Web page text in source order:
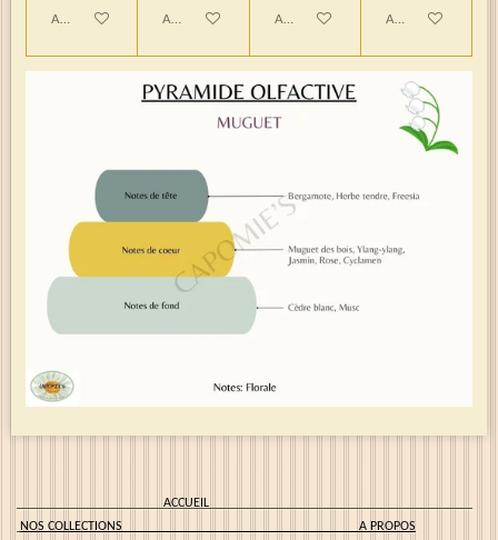
Ajouter au panier Ajouter au panier Ajouter au panier Ajouter au panier
ACCUEIL
NOS COLLECTIONS A PROPOS